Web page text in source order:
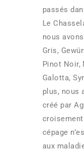
passés
Le
nous
Gris,
Pinot Noir,
Galotta,
plus, nous
créé par
croisement
cépage
aux